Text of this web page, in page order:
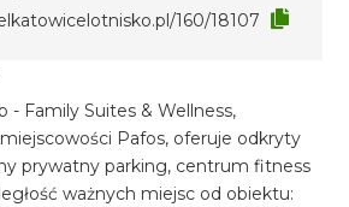
160/18107
- Family Suites & Wellness,
Pafos, oferuje odkryty
prywatny parking, centrum fitness
ważnych miejsc od obiektu: